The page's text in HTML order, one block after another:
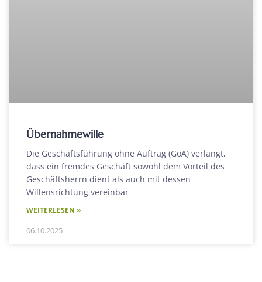
Übernahmewille
Die Geschäftsführung ohne Auftrag (GoA) verlangt,
dass ein fremdes Geschäft sowohl dem Vorteil des
Geschäftsherrn dient als auch mit dessen
Willensrichtung vereinbar
WEITERLESEN »
06.10.2025